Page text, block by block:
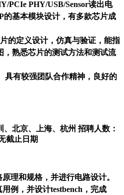
PCIe PHY/USB/Sensor读出电
的基本模块设计，有多款芯片成
的定义设计，仿真与验证，能指
，熟悉芯片的测试方法和测试流
具有较强团队合作精神，良好的
、北京、上海、杭州 招聘人数：
截止日期
理和规格，并进行电路设计。
例，并设计testbench，完成